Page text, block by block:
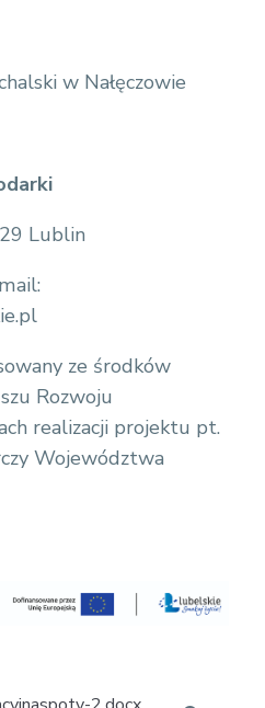
w Nałęczowie
Lublin
ze środków
Rozwoju
realizacji projektu pt.
Województwa